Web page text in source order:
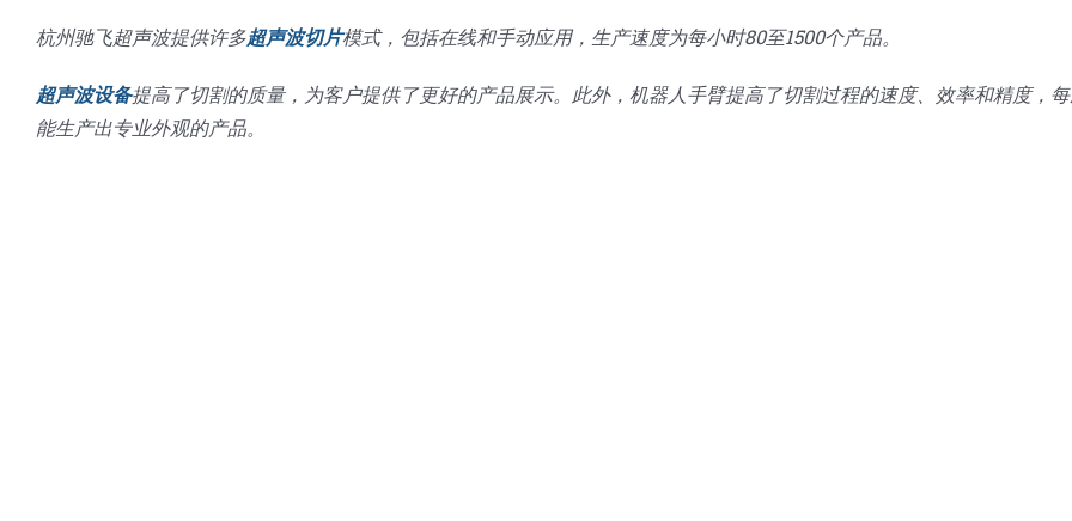
杭州驰飞超声波提供许多超声波切片模式，包括在线和手动应用，生产速度为每小时80至1500个产品。
超声波设备提高了切割的质量，为客户提供了更好的产品展示。此外，机器人手臂提高了切割过程的速度、效率和精度，
能生产出专业外观的产品。